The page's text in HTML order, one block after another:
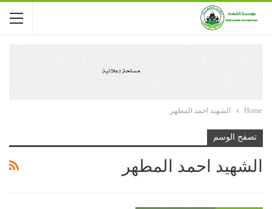
Home الشهيد احمد المطهر
تصفح الوسم
الشهيد احمد المطهر